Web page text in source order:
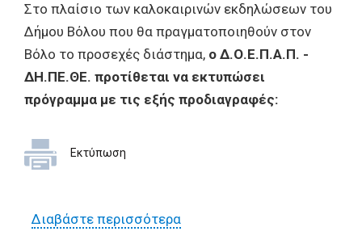
Στο πλαίσιο των καλοκαιρινών εκδηλώσεων του
Δήμου Βόλου που θα πραγματοποιηθούν στον
Βόλο το προσεχές διάστημα, o Δ.Ο.Ε.Π.Α.Π. -
ΔΗ.ΠΕ.ΘΕ. προτίθεται να εκτυπώσει
πρόγραμμα με τις εξής προδιαγραφές:
Εκτύπωση
Διαβάστε περισσότεραγια Έρευνα Αγοράς για την